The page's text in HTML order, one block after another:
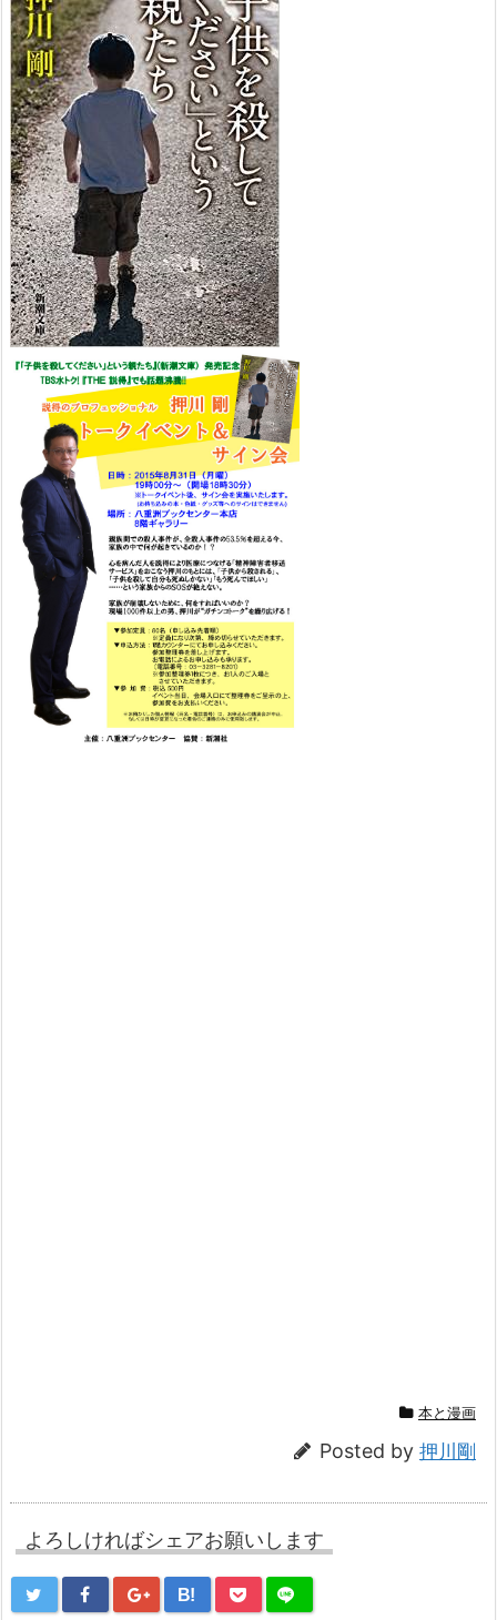
本と漫画
Posted by 押川剛
よろしければシェアお願いします
B!